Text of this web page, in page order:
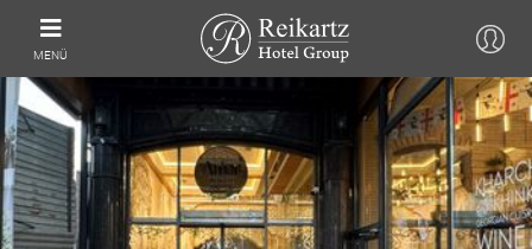
MENÜ